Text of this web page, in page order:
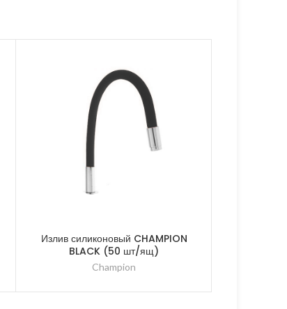
Излив силиконовый CHAMPION
BLACK (50 шт/ящ)
Champion